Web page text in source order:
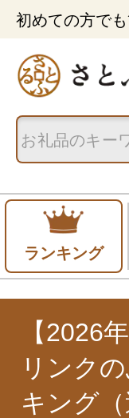
初めての方で
ランキング
【2026
リンク
キング（